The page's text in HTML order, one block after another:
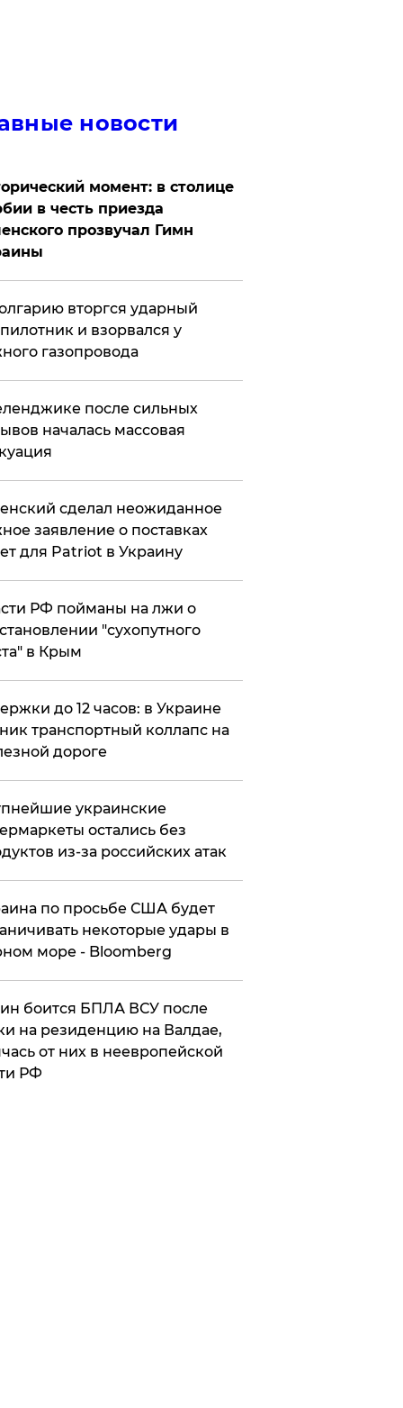
новости
момент: в столице
в честь приезда
прозвучал Гимн
вторгся ударный
и взорвался у
газопровода
после сильных
началась массовая
сделал неожиданное
заявление о поставках
для Patriot в Украину
РФ пойманы на лжи о
"сухопутного
в Крым
до 12 часов: в Украине
транспортный коллапс на
дороге
украинские
остались без
из-за российских атак
по просьбе США будет
некоторые удары в
море - Bloomberg
боится БПЛА ВСУ после
на резиденцию на Валдае,
от них в неевропейской
РФ